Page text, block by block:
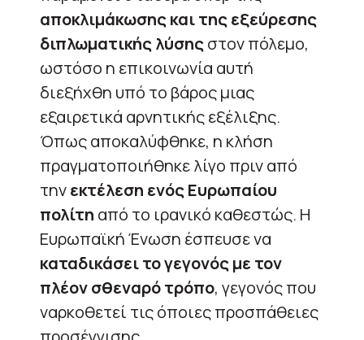
αποκλιμάκωσης και της εξεύρεσης
διπλωματικής λύσηςστον πόλεμο,
ωστόσο η επικοινωνία αυτή
διεξήχθη υπό το βάρος μιας
εξαιρετικά αρνητικής εξέλιξης.
Όπως αποκαλύφθηκε, η κλήση
πραγματοποιήθηκε λίγο πριν από
τηνεκτέλεση ενός Ευρωπαίου
πολίτη από το ιρανικό καθεστώς. Η
Ευρωπαϊκή Ένωση έσπευσε να
καταδικάσει το γεγονός με τον
πλέον σθεναρό τρόπο, γεγονός που
ναρκοθετεί τις όποιες προσπάθειες